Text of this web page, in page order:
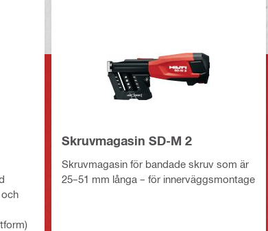
Skruvmagasin SD-M 2
Skruvmagasin för bandade skruv som är
25–51 mm långa – för innerväggsmontage